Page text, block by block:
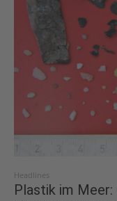
Headlines
Plastik im